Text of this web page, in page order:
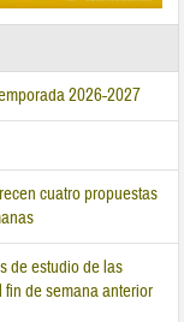
2026-2027
cuatro propuestas
de estudio de las
de semana anterior